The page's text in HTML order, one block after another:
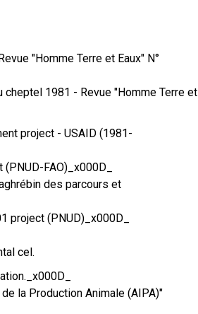
"Homme Terre et Eaux" N°
1981 - Revue "Homme Terre et
project - USAID (1981-
FAO)_x000D_
des parcours et
project (PNUD)_x000D_
cel.
la Production Animale (AIPA)"